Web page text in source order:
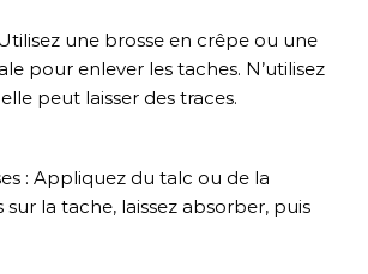
une brosse en crêpe ou une
pour enlever les taches. N’utilisez
peut laisser des traces.
: Appliquez du talc ou de la
la tache, laissez absorber, puis